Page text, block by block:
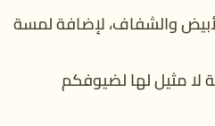
والشفاف، لإضافة لمسة
لا مثيل لها لضيوفكم